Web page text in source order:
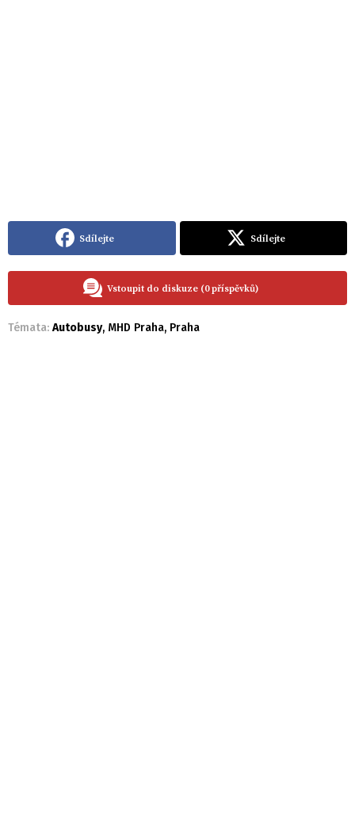
Sdílejte Sdílejte
Vstoupit do diskuze (0 příspěvků)
Témata: Autobusy, MHD Praha, Praha